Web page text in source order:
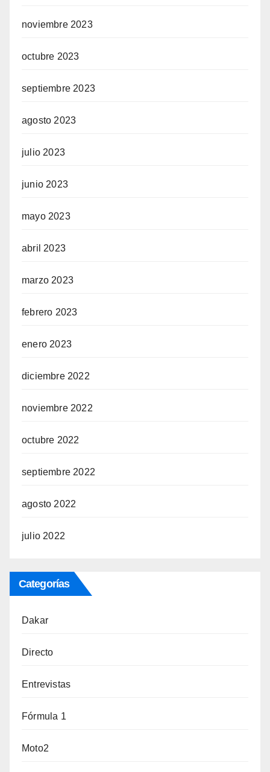
noviembre 2023
octubre 2023
septiembre 2023
agosto 2023
julio 2023
junio 2023
mayo 2023
abril 2023
marzo 2023
febrero 2023
enero 2023
diciembre 2022
noviembre 2022
octubre 2022
septiembre 2022
agosto 2022
julio 2022
Categorías
Dakar
Directo
Entrevistas
Fórmula 1
Moto2